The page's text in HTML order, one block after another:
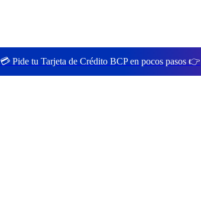
💳 Pide tu Tarjeta de Crédito BCP en pocos pasos 👉